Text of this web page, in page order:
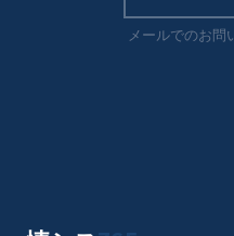
メールでのお問